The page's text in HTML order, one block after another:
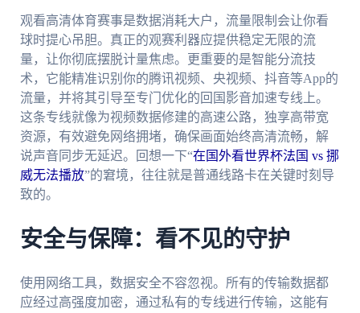
观看高清体育赛事是数据消耗大户，流量限制会让你看
球时提心吊胆。真正的观赛利器应提供稳定无限的流
量，让你彻底摆脱计量焦虑。更重要的是智能分流技
术，它能精准识别你的腾讯视频、央视频、抖音等App的
流量，并将其引导至专门优化的回国影音加速专线上。
这条专线就像为视频数据修建的高速公路，独享高带宽
资源，有效避免网络拥堵，确保画面始终高清流畅，解
说声音同步无延迟。回想一下“在国外看世界杯法国 vs 挪
威无法播放”的窘境，往往就是普通线路卡在关键时刻导
致的。
安全与保障：看不见的守护
使用网络工具，数据安全不容忽视。所有的传输数据都
应经过高强度加密，通过私有的专线进行传输，这能有